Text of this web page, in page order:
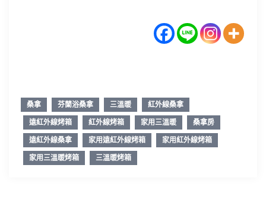
桑拿 芬蘭浴桑拿 三溫暖
紅外線桑拿
遠紅外線烤箱
紅外線烤箱 家用三溫暖
桑拿房
遠紅外線桑拿
家用遠紅外線烤箱
家用紅外線烤箱
家用三溫暖烤箱
三溫暖烤箱